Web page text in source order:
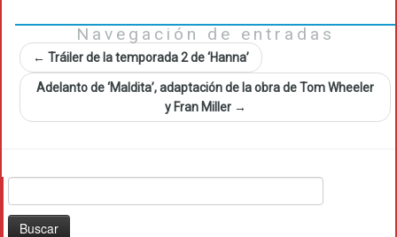
Navegación de entradas
← Tráiler de la temporada 2 de ‘Hanna’
Adelanto de ‘Maldita’, adaptación de la obra de Tom Wheeler
y Fran Miller →